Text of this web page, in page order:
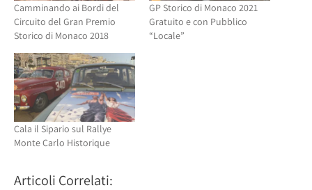
Camminando ai Bordi del
Circuito del Gran Premio
Storico di Monaco 2018
GP Storico di Monaco 2021
Gratuito e con Pubblico
“Locale”
Cala il Sipario sul Rallye
Monte Carlo Historique
Articoli Correlati: